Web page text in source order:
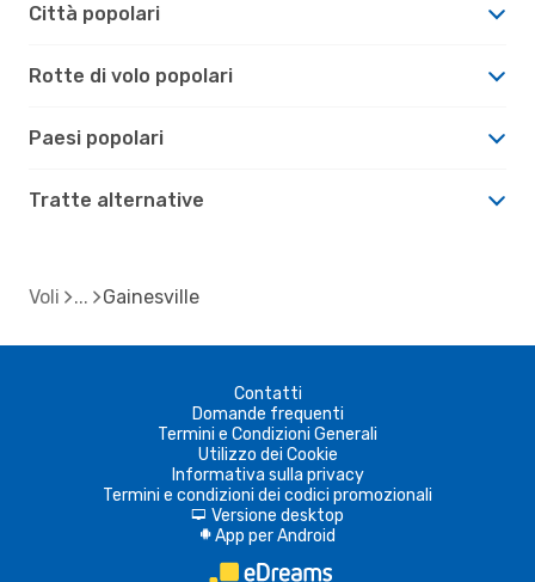
Città popolari
Rotte di volo popolari
Paesi popolari
Tratte alternative
Voli Gainesville
Contatti
Domande frequenti
Termini e Condizioni Generali
Utilizzo dei Cookie
Informativa sulla privacy
Termini e condizioni dei codici promozionali
d Versione desktop
A App per Android